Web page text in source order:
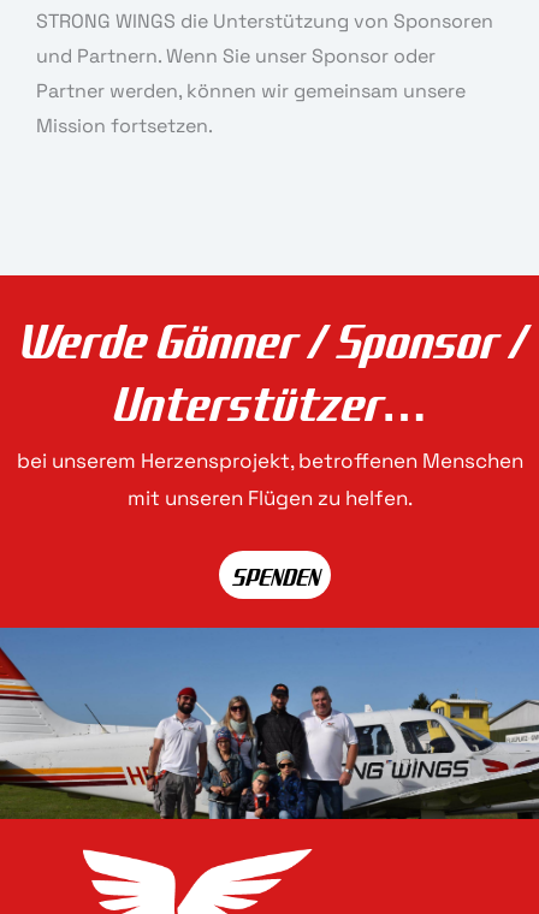
STRONG WINGS die Unterstützung von Sponsoren
und Partnern. Wenn Sie unser Sponsor oder
Partner werden, können wir gemeinsam unsere
Mission fortsetzen.
Werde Gönner / Sponsor /
Unterstützer…
bei unserem Herzensprojekt, betroffenen Menschen
mit unseren Flügen zu helfen.
SPENDEN